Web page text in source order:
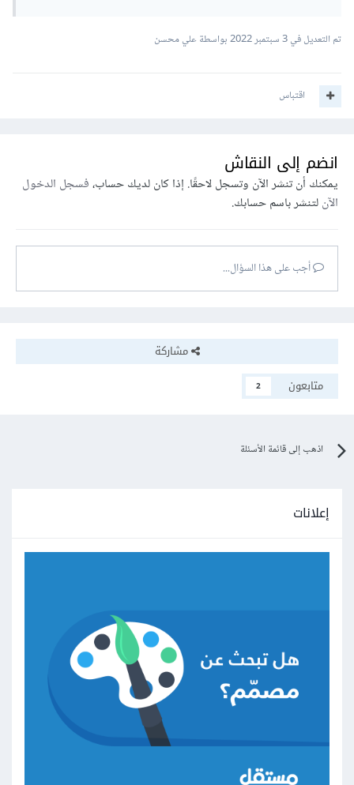
تم التعديل في3 سبتمبر 2022 بواسطة علي محسن
اقتباس
انضم إلى النقاش
يمكنك أن تنشر الآن وتسجل لاحقًا. إذا كان لديك حساب،فسجل الدخول
الآنلتنشر باسم حسابك.
أجب على هذا السؤال...
مشاركة
متابعون
2
اذهب إلى قائمة الأسئلة
إعلانات